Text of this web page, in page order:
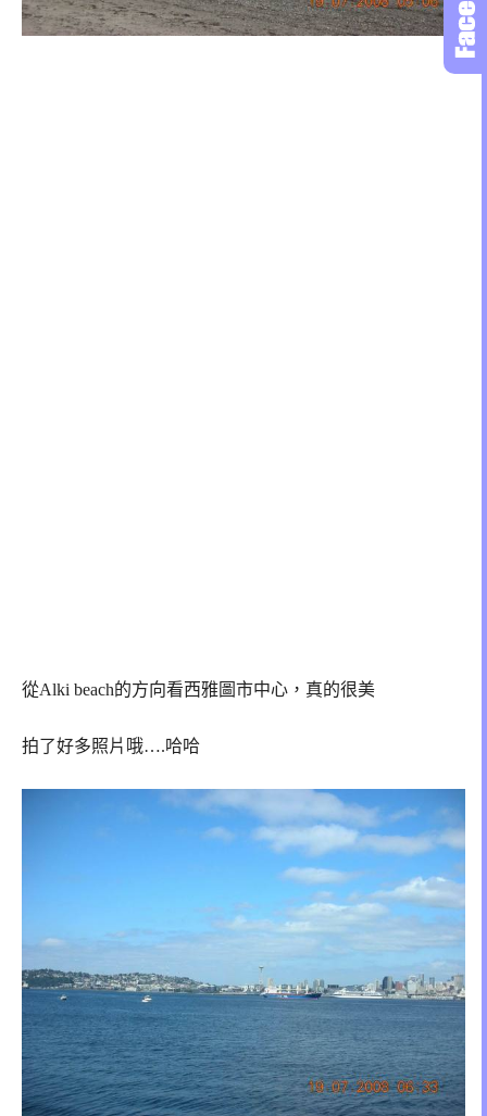
從Alki beach的方向看西雅圖市中心，真的很美
拍了好多照片哦….哈哈